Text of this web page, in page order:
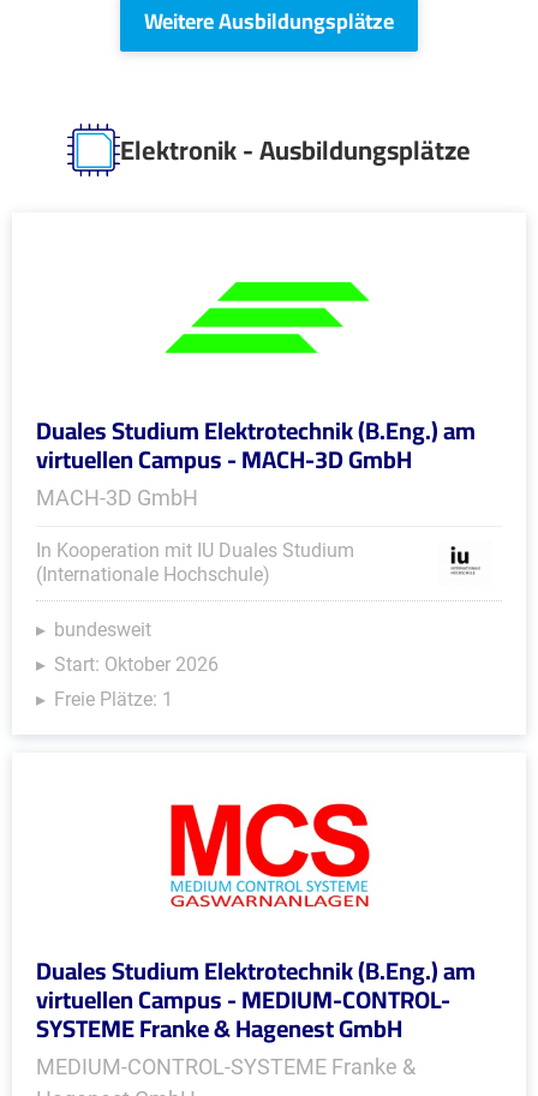
Weitere Ausbildungsplätze
Elektronik - Ausbildungsplätze
Duales Studium Elektrotechnik (B.Eng.) am
virtuellen Campus - MACH-3D GmbH
MACH-3D GmbH
In Kooperation mit IU Duales Studium
(Internationale Hochschule)
bundesweit
Start: Oktober 2026
Freie Plätze: 1
Duales Studium Elektrotechnik (B.Eng.) am
virtuellen Campus - MEDIUM-CONTROL-
SYSTEME Franke & Hagenest GmbH
MEDIUM-CONTROL-SYSTEME Franke &